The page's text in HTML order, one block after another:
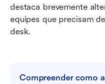
destaca brevemente
equipes que precisam
desk.
Compreender como